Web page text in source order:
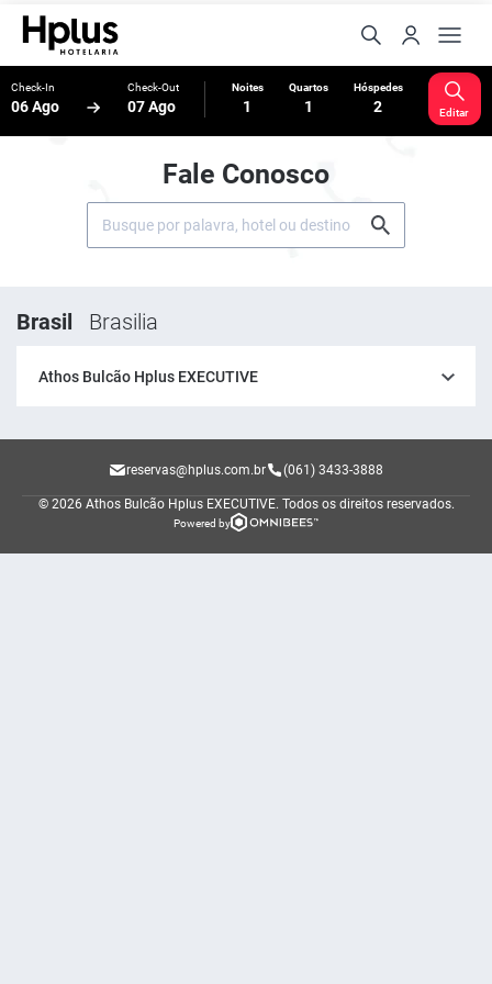
Check-In
06 Ago
Check-Out
07 Ago
Noites
1
Quartos
1
Hóspedes
2 Editar
Fale Conosco
Brasil Brasilia
Athos Bulcão Hplus EXECUTIVE
reservas@hplus.com.br (061) 3433-3888
© 2026 Athos Bulcão Hplus EXECUTIVE. Todos os direitos reservados.
Powered by